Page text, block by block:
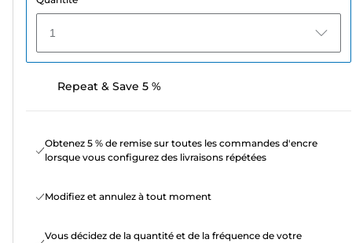
1
Repeat & Save 5 %
Obtenez 5 % de remise sur toutes les commandes d'encre
lorsque vous configurez des livraisons répétées
Modifiez et annulez à tout moment
Vous décidez de la quantité et de la fréquence de votre